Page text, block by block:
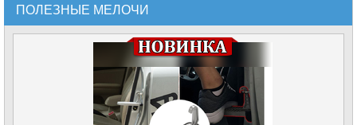
ПОЛЕЗНЫЕ МЕЛОЧИ